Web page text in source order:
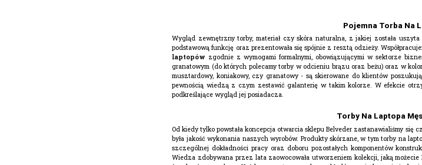
Pojemna Torba Na
Wygląd zewnętrzny torby, materiał czy skóra naturalna, z jakiej została
podstawową funkcję oraz prezentowała się spójnie z resztą odzieży.
laptopów zgodnie z wymogami formalnymi, obowiązującymi w sektorze
granatowym (do których polecamy torby w odcieniu brązu oraz beżu) oraz w
musztardowy, koniakowy, czy granatowy - są skierowane do klientów
pewnością wiedzą z czym zestawić galanterię w takim kolorze. W efekcie
podkreślające wygląd jej posiadacza.
Torby Na Laptopa
Od kiedy tylko powstała koncepcja otwarcia sklepu Belveder zastanawialiśmy
była jakość wykonania naszych wyrobów. Produkty skórzane, w tym torby na
szczególnej dokładności pracy oraz doboru pozostałych komponentów
Wiedza zdobywana przez lata zaowocowała utworzeniem kolekcji, jaką możecie